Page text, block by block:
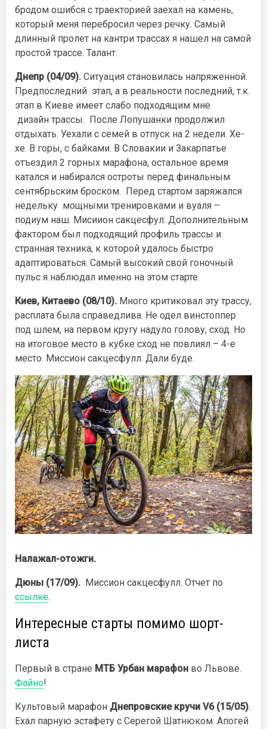
бродом ошибся с траекторией заехал на камень,
который меня перебросил через речку. Самый
длинный пролет на кантри трассах я нашел на самой
простой трассе. Талант.
Днепр (04/09). Ситуация становилась напряженной.
Предпоследний этап, а в реальности последний, т.к.
этап в Киеве имеет слабо подходящим мне
дизайн трассы. После Лопушанки продолжил
отдыхать. Уехали с семей в отпуск на 2 недели. Хе-
хе. В горы, с байками. В Словакии и Закарпатье
отъездил 2 горных марафона, остальное время
катался и набирался остроты перед финальным
сентябрьским броском. Перед стартом заряжался
недельку мощными тренировками и вуаля –
подиум наш. Мисиион сакцесфул. Дополнительным
фактором был подходящий профиль трассы и
странная техника, к которой удалось быстро
адаптироваться. Самый высокий свой гоночный
пульс я наблюдал именно на этом старте.
Киев, Китаево (08/10). Много критиковал эту трассу,
расплата была справедлива. Не одел винстоппер
под шлем, на первом кругу надуло голову, сход. Но
на итоговое место в кубке сход не повлиял – 4-е
место. Миссион сакцесфулл. Дали буде.
Налажал-отожги.
Дюны (17/09). Миссион сакцесфулл. Отчет по
ссылке.
Интересные старты помимо шорт-
листа
Первый в стране МТБ Урбан марафон во Львове.
Файно!
Культовый марафон Днепровские кручи V6 (15/05).
Ехал парную эстафету с Серегой Шатнюком. Апогей